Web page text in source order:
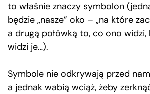
to właśnie znaczy symbolon
będzie „nasze” oko – „na które
a drugą połówką to, co ono
widzi je…).
Symbole nie odkrywają przed
a jednak wabią wciąż, żeby